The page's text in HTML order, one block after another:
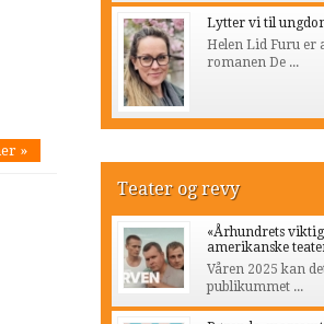
»
Lytter vi til
Helen Lid Furu er
romanen De ...
Teater og revy
«Århundrets
amerikanske
Våren 2025 kan
publikummet ...